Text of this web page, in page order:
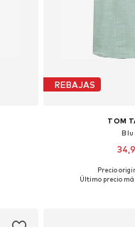
REBAJAS
TOM
Tallas
Precio
Último precio